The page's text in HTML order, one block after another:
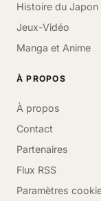
Histoire du Japon
Jeux-Vidéo
Manga et Anime
À PROPOS
À propos
Contact
Partenaires
Flux RSS
Paramètres